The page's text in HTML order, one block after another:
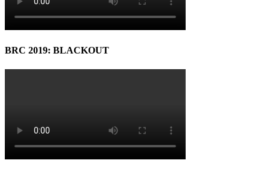
BRC 2019: BLACKOUT